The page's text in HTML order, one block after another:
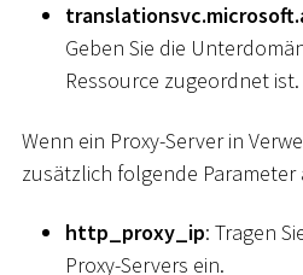
Geben Sie die
Ressource zugeordnet ist.
Wenn ein Proxy-Server in
zusätzlich folgende
http_proxy_ip: Tragen
Proxy-Servers ein.